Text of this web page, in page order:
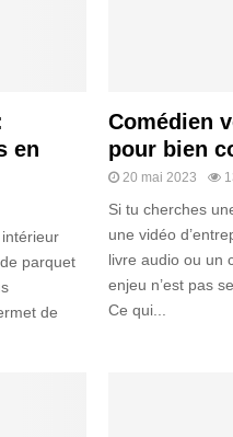
en
parquet
de
Comédien
pour bien
20 mai 2023
Si tu cherches
une vidéo
livre audio ou un
enjeu n’est pas
Ce qui...